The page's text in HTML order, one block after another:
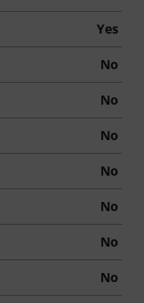
Yes
No
No
No
No
No
No
No